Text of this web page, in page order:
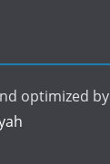
optimized by